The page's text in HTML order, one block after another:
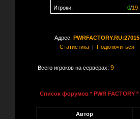
0/19
Игроки:
Адрес: PWRFACTORY.RU:27015
Статистика| Подключиться
Всего игроков на серверах: 9
Список форумов * PWR FACTORY *
Автор